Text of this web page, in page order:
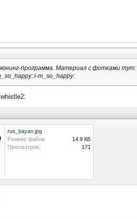
программа. Материал с фотками тут:
m_so_happy:
rus_bayan.jpg
Размер файла:
14.9 КБ
Просмотров:
171